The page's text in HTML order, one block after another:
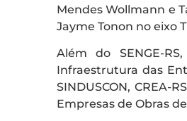
Mendes Wollmann e
Jayme Tonon no eixo
Além do SENGE-
Infraestrutura das
SINDUSCON, CREA-
Empresas de Obras